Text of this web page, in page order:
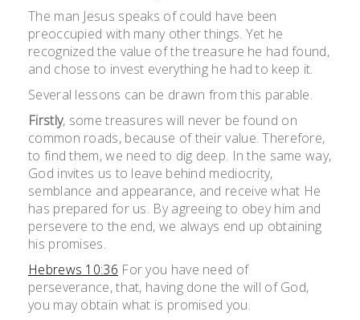
The man Jesus speaks of could have been
preoccupied with many other things. Yet he
recognized the value of the treasure he had found,
and chose to invest everything he had to keep it.
Several lessons can be drawn from this parable.
Firstly, some treasures will never be found on
common roads, because of their value. Therefore,
to find them, we need to dig deep. In the same way,
God invites us to leave behind mediocrity,
semblance and appearance, and receive what He
has prepared for us. By agreeing to obey him and
persevere to the end, we always end up obtaining
his promises.
Hebrews 10:36 For you have need of
perseverance, that, having done the will of God,
you may obtain what is promised you.